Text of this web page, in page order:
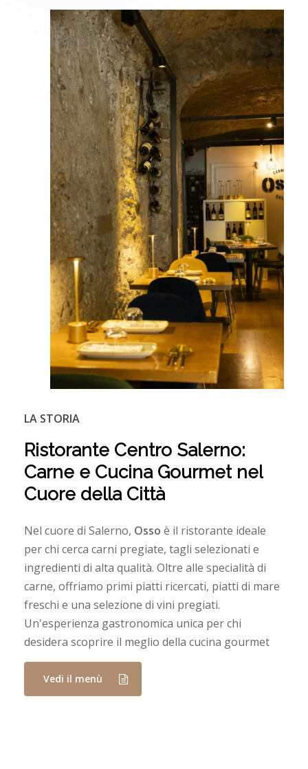
LA STORIA
Ristorante Centro Salerno:
Carne e Cucina Gourmet nel
Cuore della Città
Nel cuore di Salerno, Osso è il ristorante ideale
per chi cerca carni pregiate, tagli selezionati e
ingredienti di alta qualità. Oltre alle specialità di
carne, offriamo primi piatti ricercati, piatti di mare
freschi e una selezione di vini pregiati.
Un'esperienza gastronomica unica per chi
desidera scoprire il meglio della cucina gourmet
Vedi il menù